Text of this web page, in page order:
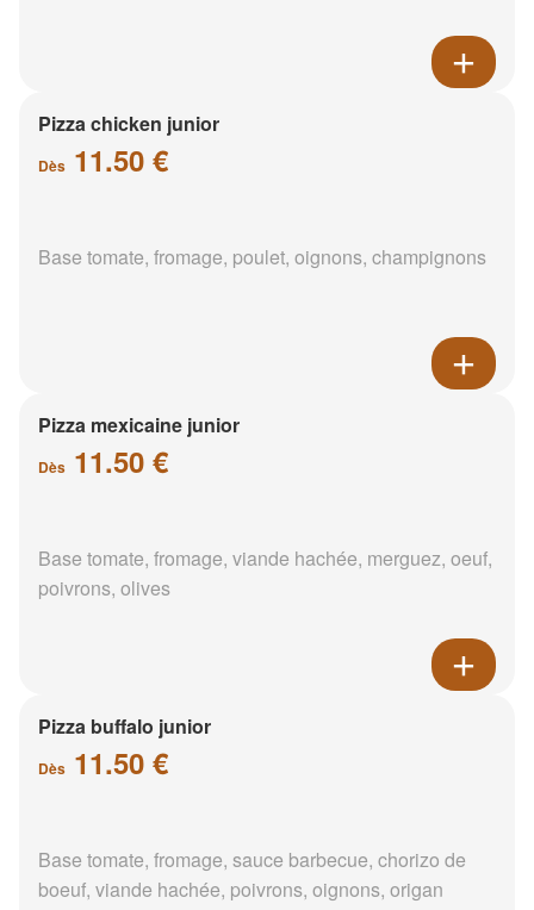
Pizza chicken junior
Dès 11.50 €
Base tomate, fromage, poulet, oignons, champignons
Pizza mexicaine junior
Dès 11.50 €
Base tomate, fromage, viande hachée, merguez, oeuf,
poivrons, olives
Pizza buffalo junior
Dès 11.50 €
Base tomate, fromage, sauce barbecue, chorizo de
boeuf, viande hachée, poivrons, oignons, origan